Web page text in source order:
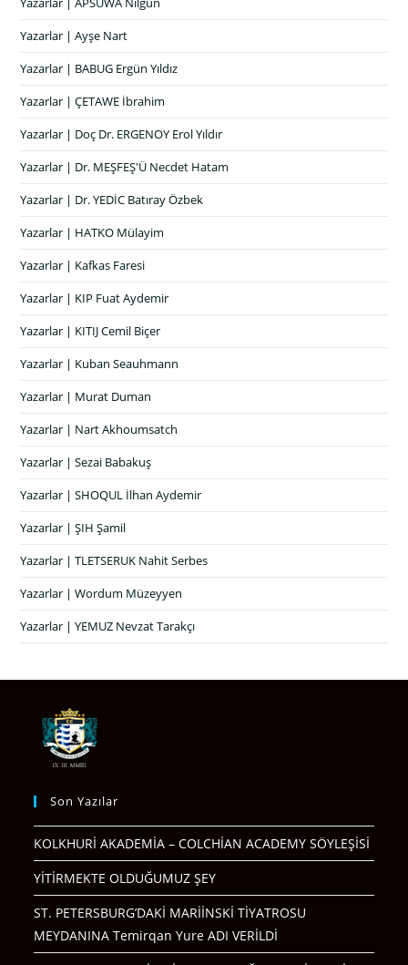
Yazarlar | Ayşe Nart
Yazarlar | BABUG Ergün Yıldız
Yazarlar | ÇETAWE İbrahim
Yazarlar | Doç Dr. ERGENOY Erol Yıldır
Yazarlar | Dr. MEŞFEŞ'Ü Necdet Hatam
Yazarlar | Dr. YEDİC Batıray Özbek
Yazarlar | HATKO Mülayim
Yazarlar | Kafkas Faresi
Yazarlar | KIP Fuat Aydemir
Yazarlar | KITIJ Cemil Biçer
Yazarlar | Kuban Seauhmann
Yazarlar | Murat Duman
Yazarlar | Nart Akhoumsatch
Yazarlar | Sezai Babakuş
Yazarlar | SHOQUL İlhan Aydemir
Yazarlar | ŞIH Şamil
Yazarlar | TLETSERUK Nahit Serbes
Yazarlar | Wordum Müzeyyen
Yazarlar | YEMUZ Nevzat Tarakçı
Son Yazılar
KOLKHURİ AKADEMİA – COLCHİAN ACADEMY SÖYLEŞİSİ
YİTİRMEKTE OLDUĞUMUZ ŞEY
ST. PETERSBURG’DAKİ MARİİNSKİ TİYATROSU
MEYDANINA Temirqan Yure ADI VERİLDİ